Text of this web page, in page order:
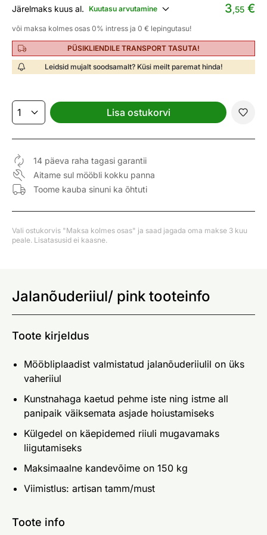
Järelmaks kuus al. Kuutasu arvutamine 3,55 €
või maksa kolmes osas 0% intress ja 0 € lepingutasu!
PÜSIKLIENDILE TRANSPORT TASUTA!
Leidsid mujalt soodsamalt? Küsi meilt paremat hinda!
Lisa ostukorvi
14 päeva raha tagasi garantii
Aitame sul mööbli kokku panna
Toome kauba sinuni ka õhtuti
Vali ostukorvis "Maksa kolmes osas" ja saad jagada oma makse 3 kuu
peale. Lisatasusid ei kaasne.
Jalanõuderiiul/ pink tooteinfo
Toote kirjeldus
Mööbliplaadist valmistatud jalanõuderiiulil on üks
vaheriiul
Kunstnahaga kaetud pehme iste ning istme all
panipaik väiksemata asjade hoiustamiseks
Külgedel on käepidemed riiuli mugavamaks
liigutamiseks
Maksimaalne kandevõime on 150 kg
Viimistlus: artisan tamm/must
Toote info